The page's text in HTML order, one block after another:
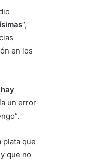
“,
en los
un error
plata que
que no